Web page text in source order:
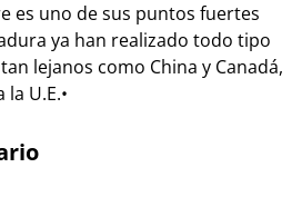
es uno de sus puntos fuertes
ya han realizado todo tipo
lejanos como China y Canadá,
U.E.•